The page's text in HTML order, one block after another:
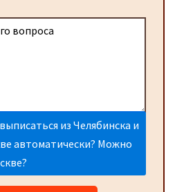
из Челябинска и
автоматически? Можно